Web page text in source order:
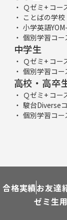
Ｑゼミ+ コー
ことばの学校
小学英語
個別学習コー
中学生
Ｑゼミ+ コー
個別学習コー
高校・高卒
Ｑゼミ+ コー
駿台Diverse
個別学習コー
合格実績お友達
ゼミ生用